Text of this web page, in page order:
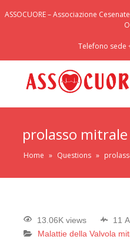
ASSOCUORE – Associazione
Telefono sede
prolasso mitrale
Home » Questions »
13.06K views
11
Malattie della Valvola